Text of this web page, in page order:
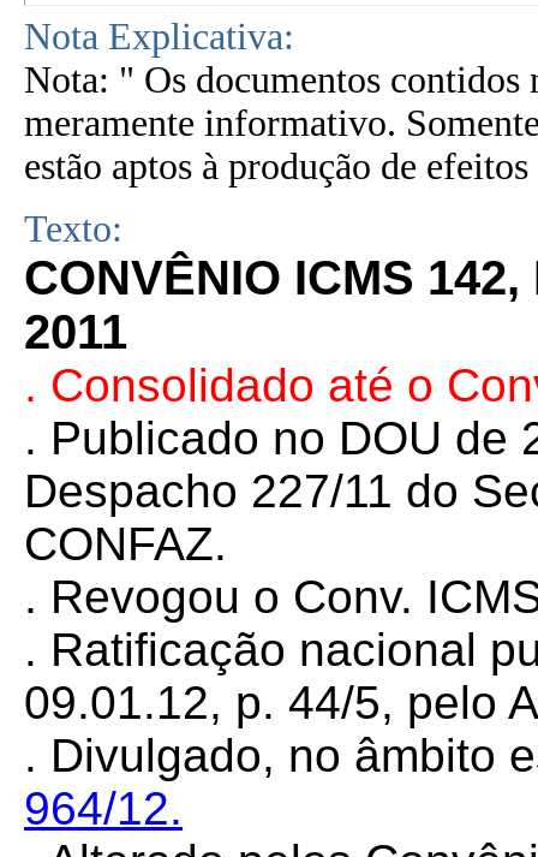
Nota Explicativa:
Nota: " Os documentos contidos
meramente informativo.
estão aptos à produção de
Texto:
CONVÊNIO ICMS
2011
. Consolidado até o
. Publicado no DOU de
Despacho 227/11 do
CONFAZ.
. Revogou o Conv.
. Ratificação nacional
09.01.12, p. 44/5, pelo
. Divulgado, no âmbito
964/12.